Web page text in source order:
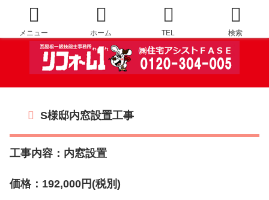
S様邸内窓設置工事
工事内容：内窓設置
価格：192,000円(税別)
メニュー ホーム TEL 検索